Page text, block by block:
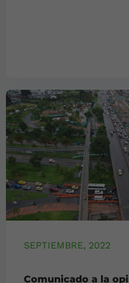
SEPTIEMBRE, 2022
Comunicado a la